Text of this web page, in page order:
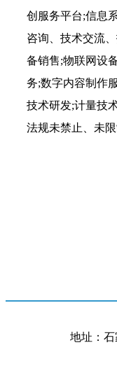
创服务平台;信息
咨询、技术交流
备销售;物联网设
务;数字内容制作
技术研发;计量技
法规未禁止、未
地址：石